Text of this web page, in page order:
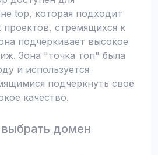
top, которая подходит
стремящихся к
подчёркивает высокое
Зона "точка топ" была
и используется
подчеркнуть своё
качество.
домен